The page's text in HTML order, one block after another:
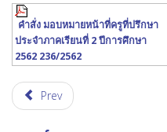
คำสั่ง มอบหมายหน้าที่ครูที่ปรึกษา
ประจำภาคเรียนที่ 2 ปีการศึกษา
2562 236/2562
Prev